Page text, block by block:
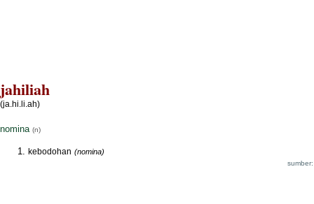
jahiliah
(ja.hi.li.ah)
nomina (n)
kebodohan (nomina)